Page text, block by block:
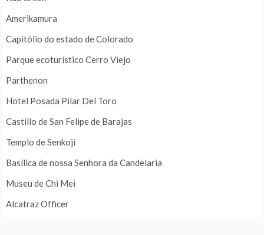
Amerikamura
Capitólio do estado de Colorado
Parque ecoturístico Cerro Viejo
Parthenon
Hotel Posada Pilar Del Toro
Castillo de San Felipe de Barajas
Templo de Senkoji
Basílica de nossa Senhora da Candelaria
Museu de Chi Mei
Alcatraz Officer